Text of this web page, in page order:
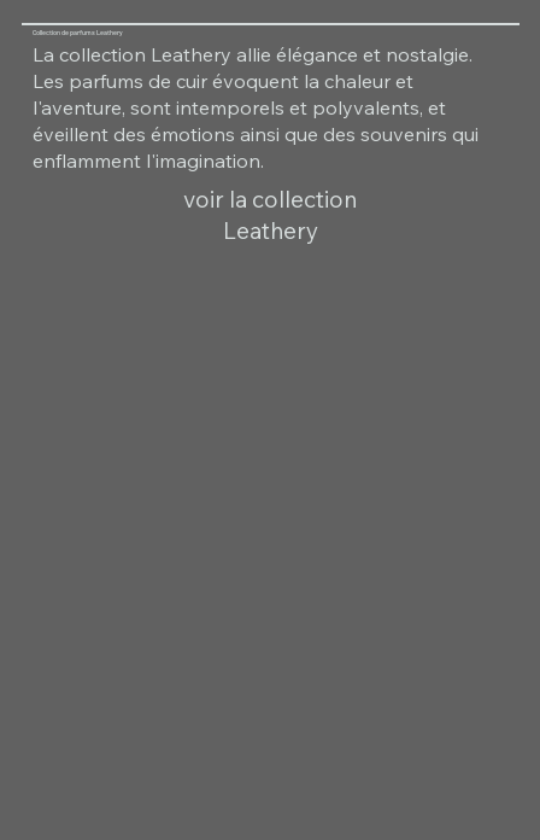
Collection de parfums Leathery
La collection Leathery allie élégance et nostalgie.
Les parfums de cuir évoquent la chaleur et
l'aventure, sont intemporels et polyvalents, et
éveillent des émotions ainsi que des souvenirs qui
enflamment l'imagination.
voir la collection
Leathery